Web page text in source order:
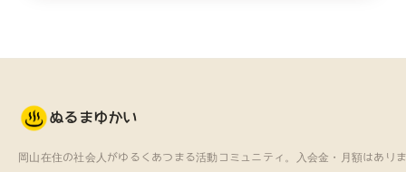
ぬるまゆかい
岡山在住の社会人がゆるくあつまる活動コミュニティ。
入会金・月額はあり